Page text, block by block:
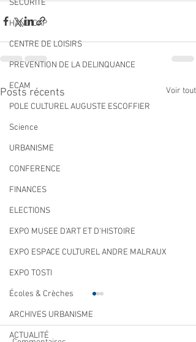
SECURITE
HANDICAP
CENTRE DE LOISIRS
PREVENTION DE LA DELINQUANCE
ECAM
POLE CULTUREL AUGUSTE ESCOFFIER
Science
URBANISME
CONFERENCE
FINANCES
ELECTIONS
EXPO MUSEE D'ART ET D'HISTOIRE
EXPO ESPACE CULTUREL ANDRE MALRAUX
EXPO TOSTI
Écoles & Crèches
ARCHIVES URBANISME
ACTUALITÉ
Posts récents Voir tout